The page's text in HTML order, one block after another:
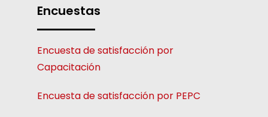
Encuestas
Encuesta de satisfacción por
Capacitación
Encuesta de satisfacción por PEPC